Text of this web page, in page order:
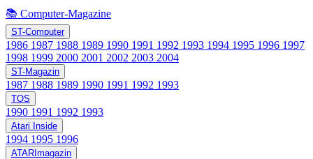
📚 Computer-Magazine
ST-Computer
1986 1987 1988 1989 1990 1991 1992 1993 1994 1995 1996 1997
1998 1999 2000 2001 2002 2003 2004
ST-Magazin
1987 1988 1989 1990 1991 1992 1993
TOS
1990 1991 1992 1993
Atari Inside
1994 1995 1996
ATARImagazin